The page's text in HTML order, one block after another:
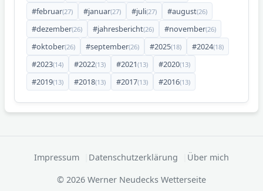
#februar(27) #januar(27) #juli(27) #august(26)
#dezember(26) #jahresbericht(26) #november(26)
#oktober(26) #september(26) #2025(18) #2024(18)
#2023(14) #2022(13) #2021(13) #2020(13)
#2019(13) #2018(13) #2017(13) #2016(13)
Impressum Datenschutzerklärung
Über mich
© 2026 Werner Neudecks Wetterseite